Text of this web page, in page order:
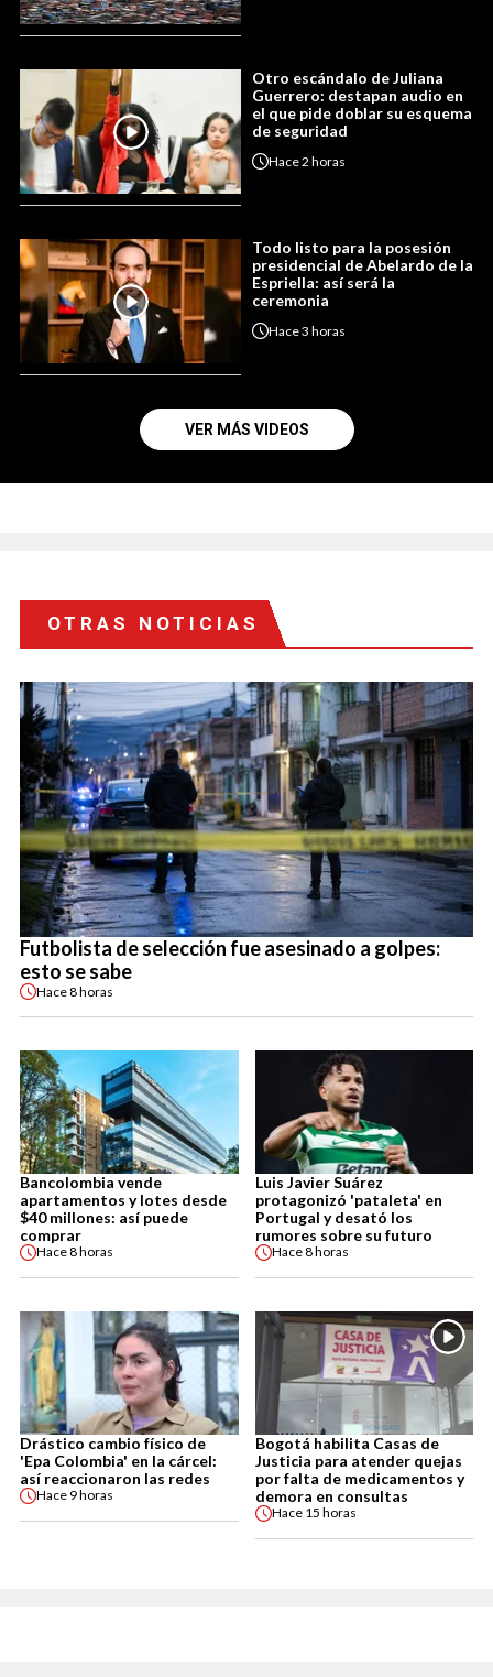
Otro escándalo de Juliana
Guerrero: destapan audio en
el que pide doblar su esquema
de seguridad
Hace2 horas
Todo listo para la posesión
presidencial de Abelardo de la
Espriella: así será la
ceremonia
Hace3 horas
VER MÁS VIDEOS
OTRAS NOTICIAS
Futbolista de selección fue asesinado a golpes:
esto se sabe
Hace8 horas
Bancolombia vende
apartamentos y lotes desde
$40 millones: así puede
comprar
Hace8 horas
Luis Javier Suárez
protagonizó 'pataleta' en
Portugal y desató los
rumores sobre su futuro
Hace8 horas
Drástico cambio físico de
'Epa Colombia' en la cárcel:
así reaccionaron las redes
Hace 9 horas
Bogotá habilita Casas de
Justicia para atender quejas
por falta de medicamentos y
demora en consultas
Hace 15 horas